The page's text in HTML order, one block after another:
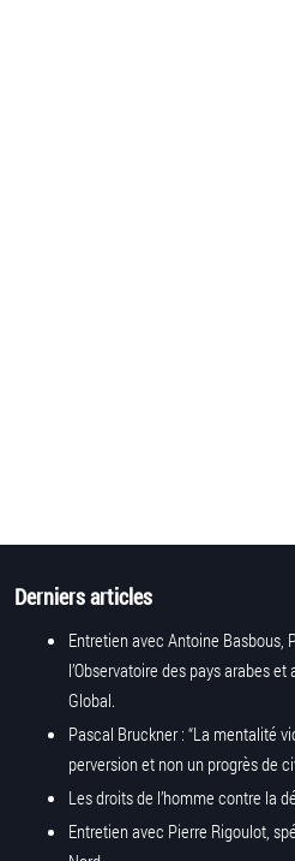
Derniers articles
Entretien avec Antoine Basbous,
l’Observatoire des pays arabes
Global.
Pascal Bruckner : “La mentalité
perversion et non un progrès de
Les droits de l’homme contre la
Entretien avec Pierre Rigoulot,